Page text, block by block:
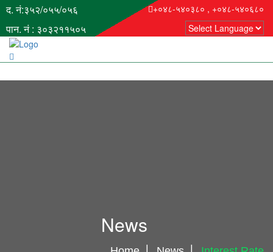
द. नं:३५२/०५५/०५६
पान. नं : ३०३२११५०५
+०४८-५४०३८० , +०४८-५४०६८०
News